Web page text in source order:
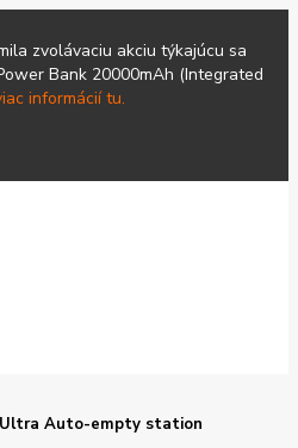
zvolávaciu akciu týkajúcu sa
Bank 20000mAh (Integrated
informácií tu.
Ultra Auto-empty station